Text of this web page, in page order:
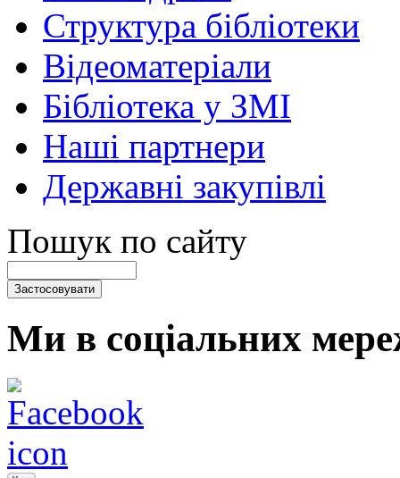
Структура бібліотеки
Відеоматеріали
Бібліотека у ЗМІ
Наші партнери
Державні закупівлі
Пошук по сайту
Ми в соціальних